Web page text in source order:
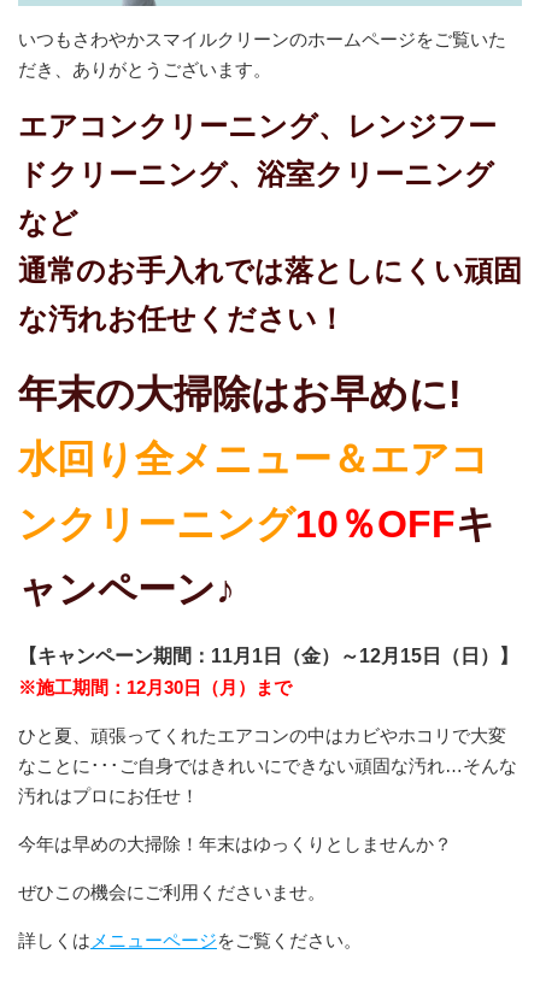
いつもさわやかスマイルクリーンのホームページをご覧いた
だき、ありがとうございます。
エアコンクリーニング、レンジフー
ドクリーニング、浴室クリーニング
など
通常のお手入れでは落としにくい頑固
な汚れお任せください！
年末の大掃除はお早めに!
水回り全メニュー＆エアコ
ンクリーニング10％OFFキ
ャンペーン♪
【キャンペーン期間：11月1日（金）～12月15日（日）】
※施工期間：12月30日（月）まで
ひと夏、頑張ってくれたエアコンの中はカビやホコリで大変
なことに･･･ご自身ではきれいにできない頑固な汚れ…そんな
汚れはプロにお任せ！
今年は早めの大掃除！年末はゆっくりとしませんか？
ぜひこの機会にご利用くださいませ。
詳しくは メニューページをご覧ください。